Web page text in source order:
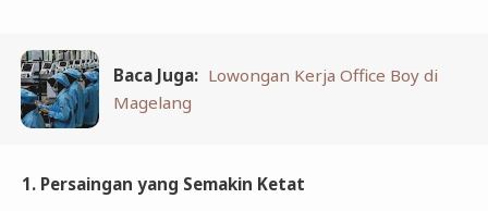
Baca Juga: Lowongan Kerja Office Boy di
Magelang
1. Persaingan yang Semakin Ketat